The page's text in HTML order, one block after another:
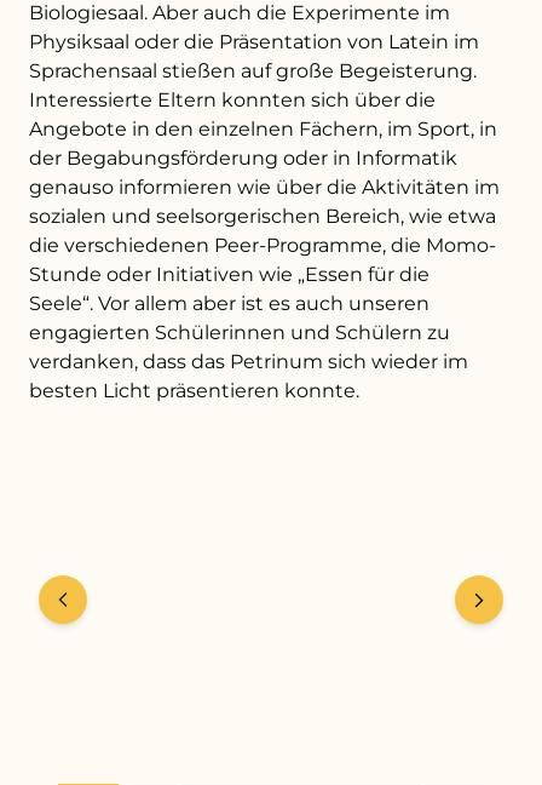
+43 732 736 581 - 4411
schule@petrinum.at
Stellenangebote
Logout
Biologiesaal. Aber auch die Experimente im
Physiksaal oder die Präsentation von Latein im
Sprachensaal stießen auf große Begeisterung.
Interessierte Eltern konnten sich über die
Angebote in den einzelnen Fächern, im Sport, in
der Begabungsförderung oder in Informatik
genauso informieren wie über die Aktivitäten im
sozialen und seelsorgerischen Bereich, wie etwa
die verschiedenen Peer-Programme, die Momo-
Stunde oder Initiativen wie „Essen für die
Seele“. Vor allem aber ist es auch unseren
engagierten Schülerinnen und Schülern zu
verdanken, dass das Petrinum sich wieder im
besten Licht präsentieren konnte.